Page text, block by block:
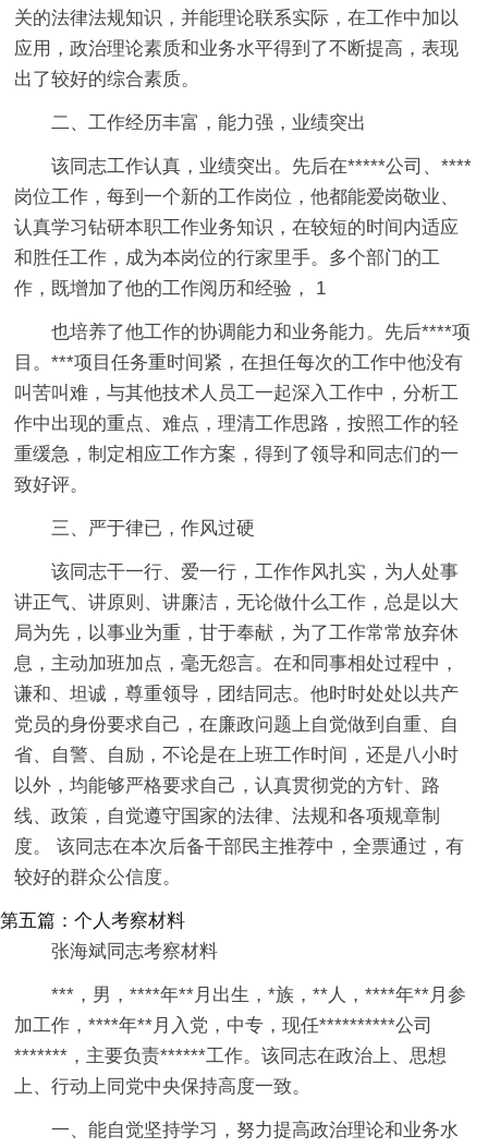
关的法律法规知识，并能理论联系实际，在工作中加以
应用，政治理论素质和业务水平得到了不断提高，表现
出了较好的综合素质。
二、工作经历丰富，能力强，业绩突出
该同志工作认真，业绩突出。先后在*****公司、****
岗位工作，每到一个新的工作岗位，他都能爱岗敬业、
认真学习钻研本职工作业务知识，在较短的时间内适应
和胜任工作，成为本岗位的行家里手。多个部门的工
作，既增加了他的工作阅历和经验， 1
也培养了他工作的协调能力和业务能力。先后****项
目。***项目任务重时间紧，在担任每次的工作中他没有
叫苦叫难，与其他技术人员工一起深入工作中，分析工
作中出现的重点、难点，理清工作思路，按照工作的轻
重缓急，制定相应工作方案，得到了领导和同志们的一
致好评。
三、严于律已，作风过硬
该同志干一行、爱一行，工作作风扎实，为人处事
讲正气、讲原则、讲廉洁，无论做什么工作，总是以大
局为先，以事业为重，甘于奉献，为了工作常常放弃休
息，主动加班加点，毫无怨言。在和同事相处过程中，
谦和、坦诚，尊重领导，团结同志。他时时处处以共产
党员的身份要求自己，在廉政问题上自觉做到自重、自
省、自警、自励，不论是在上班工作时间，还是八小时
以外，均能够严格要求自己，认真贯彻党的方针、路
线、政策，自觉遵守国家的法律、法规和各项规章制
度。 该同志在本次后备干部民主推荐中，全票通过，有
较好的群众公信度。
第五篇：个人考察材料
张海斌同志考察材料
***，男，****年**月出生，*族，**人，****年**月参
加工作，****年**月入党，中专，现任**********公司
*******，主要负责******工作。该同志在政治上、思想
上、行动上同党中央保持高度一致。
一、能自觉坚持学习，努力提高政治理论和业务水